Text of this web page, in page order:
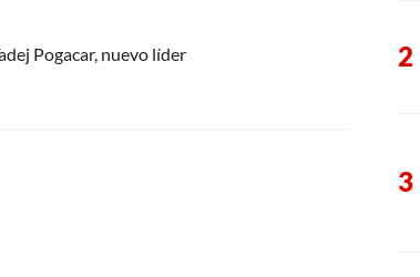
Pogacar, nuevo líder